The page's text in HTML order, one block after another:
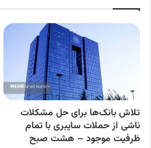
تلاش بانک‌ها برای حل مشکلات
ناشی از حملات سایبری با تمام
ظرفیت‌ موجود – هشت صبح